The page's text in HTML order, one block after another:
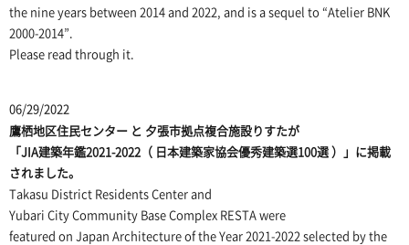
the nine years between 2014 and 2022, and is a sequel to “Atelier BNK
2000-2014”.
Please read through it.
06/29/2022
鷹栖地区住民センター と 夕張市拠点複合施設りすたが
「JIA建築年鑑2021-2022（ 日本建築家協会優秀建築選100選 ）」に掲載
されました。
Takasu District Residents Centerand
Yubari City Community Base Complex RESTAwere
featured on Japan Architecture of the Year 2021-2022 selected by the